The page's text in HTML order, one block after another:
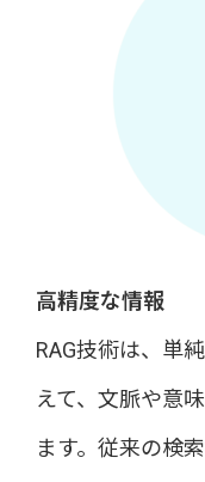
高精度な情報
RAG技術は、単
えて、文脈や意
ます。従来の検